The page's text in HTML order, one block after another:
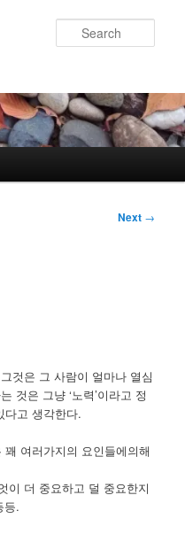
Next →
것은 그 사람이 얼마나 열심
것은 그냥 ‘노력’이라고 정
다고 생각한다.
여러가지의 요인들에의해
이 더 중요하고 덜 중요한지
등.